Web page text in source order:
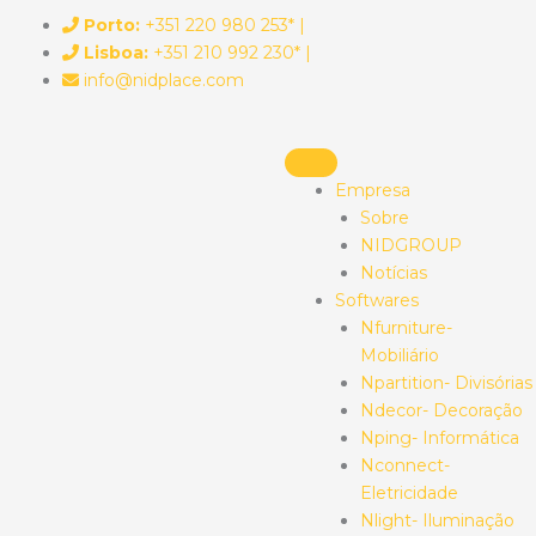
content
Porto: +351 220 980 253* |
Lisboa: +351 210 992 230* |
info@nidplace.com
Empresa
Sobre
NIDGROUP
Notícias
Softwares
Nfurniture-
Mobiliário
Npartition- Divisórias
Ndecor- Decoração
Nping- Informática
Nconnect-
Eletricidade
Nlight- Iluminação